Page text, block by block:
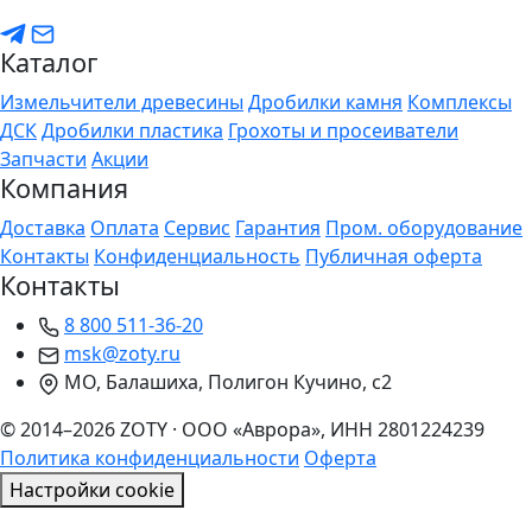
Каталог
Измельчители древесины Дробилки камня Комплексы
ДСКДробилки пластика Грохоты и просеиватели
Запчасти Акции
Компания
Доставка Оплата Сервис Гарантия Пром. оборудование
Контакты Конфиденциальность Публичная оферта
Контакты
8 800 511-36-20
msk@zoty.ru
МО, Балашиха, Полигон Кучино, с2
© 2014–2026 ZOTY · ООО «Аврора», ИНН 2801224239
Политика конфиденциальности Оферта
Настройки cookie